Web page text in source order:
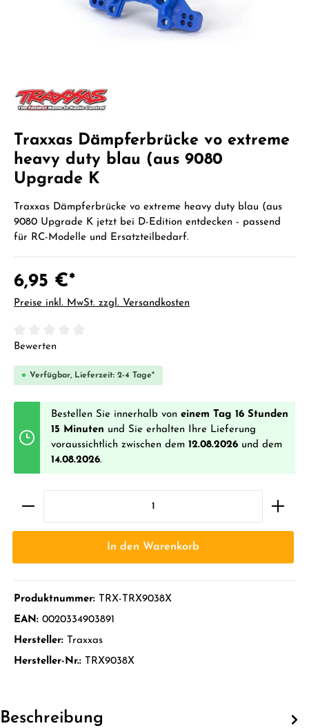
Traxxas Dämpferbrücke vo extreme
heavy duty blau (aus 9080
Upgrade K
Traxxas Dämpferbrücke vo extreme heavy duty blau (aus
9080 Upgrade K jetzt bei D-Edition entdecken - passend
für RC-Modelle und Ersatzteilbedarf.
6,95 €*
Preise inkl. MwSt. zzgl. Versandkosten
Durchschnittliche Bewertung von 0 von 5 Sternen
Bewerten
Verfügbar, Lieferzeit: 2-4 Tage*
Bestellen Sie innerhalb von einem Tag 16 Stunden
15 Minuten und Sie erhalten Ihre Lieferung
voraussichtlich zwischen dem 12.08.2026 und dem
14.08.2026.
In den Warenkorb
Produktnummer: TRX-TRX9038X
EAN: 0020334903891
Hersteller: Traxxas
Hersteller-Nr.: TRX9038X
Beschreibung